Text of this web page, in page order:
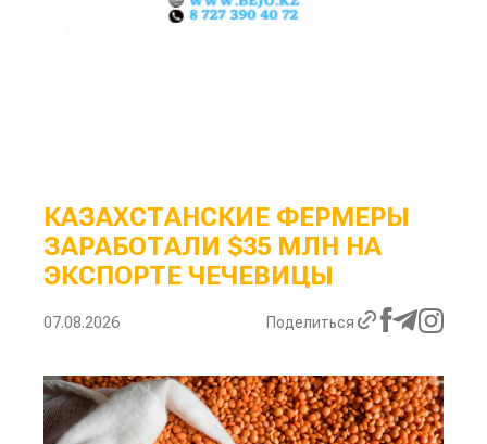
КАЗАХСТАНСКИЕ ФЕРМЕРЫ
ЗАРАБОТАЛИ $35 МЛН НА
ЭКСПОРТЕ ЧЕЧЕВИЦЫ
07.08.2026 Поделиться